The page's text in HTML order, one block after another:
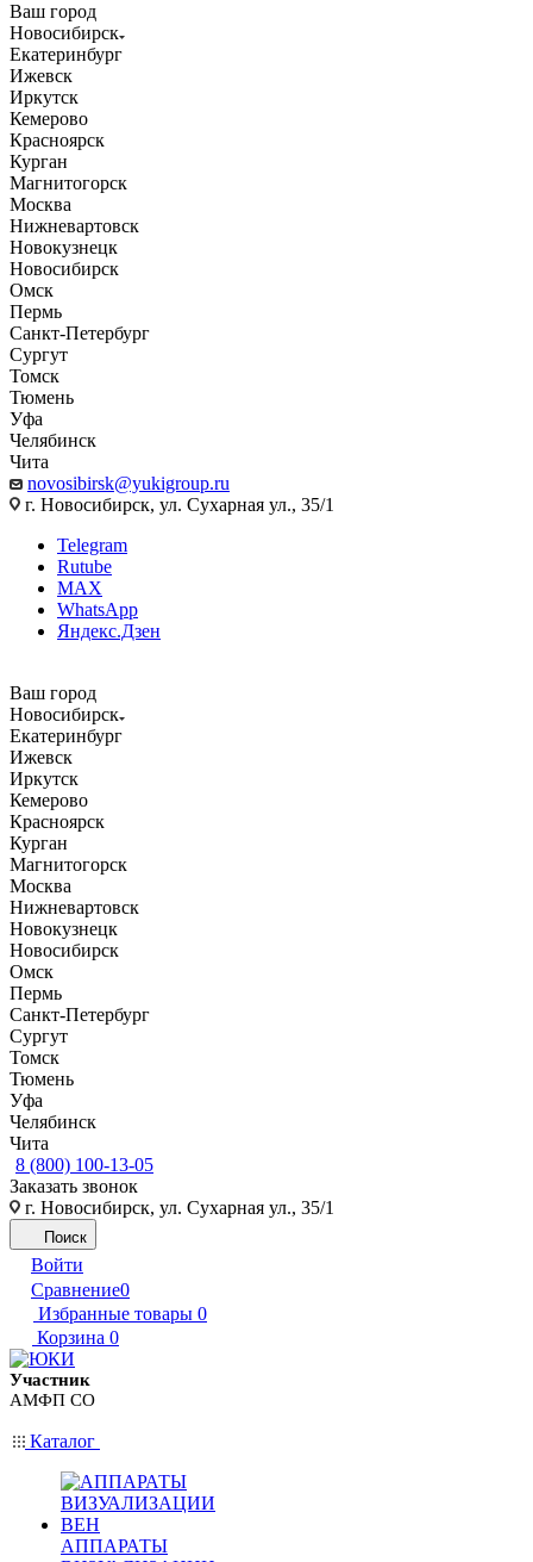
Ваш город
Новосибирск
Екатеринбург
Ижевск
Иркутск
Кемерово
Красноярск
Курган
Магнитогорск
Москва
Нижневартовск
Новокузнецк
Новосибирск
Омск
Пермь
Санкт-Петербург
Сургут
Томск
Тюмень
Уфа
Челябинск
Чита
novosibirsk@yukigroup.ru
г. Новосибирск, ул. Сухарная ул., 35/1
Telegram
Rutube
MAX
WhatsApp
Яндекс.Дзен
Ваш город
Новосибирск
Екатеринбург
Ижевск
Иркутск
Кемерово
Красноярск
Курган
Магнитогорск
Москва
Нижневартовск
Новокузнецк
Новосибирск
Омск
Пермь
Санкт-Петербург
Сургут
Томск
Тюмень
Уфа
Челябинск
Чита
8 (800) 100-13-05
Заказать звонок
г. Новосибирск, ул. Сухарная ул., 35/1
Поиск
Войти
Сравнение0
Избранные товары 0
Корзина 0
Участник
АМФП СО
Каталог
АППАРАТЫ